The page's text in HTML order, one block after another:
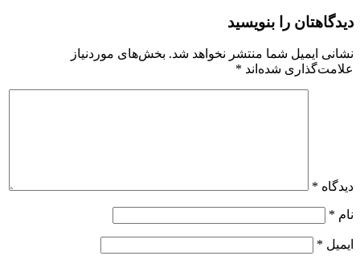
دیدگاهتان را بنویسید
نشانی ایمیل شما منتشر نخواهد شد. بخش‌های موردنیاز
علامت‌گذاری شده‌اند *
دیدگاه *
نام *
ایمیل *